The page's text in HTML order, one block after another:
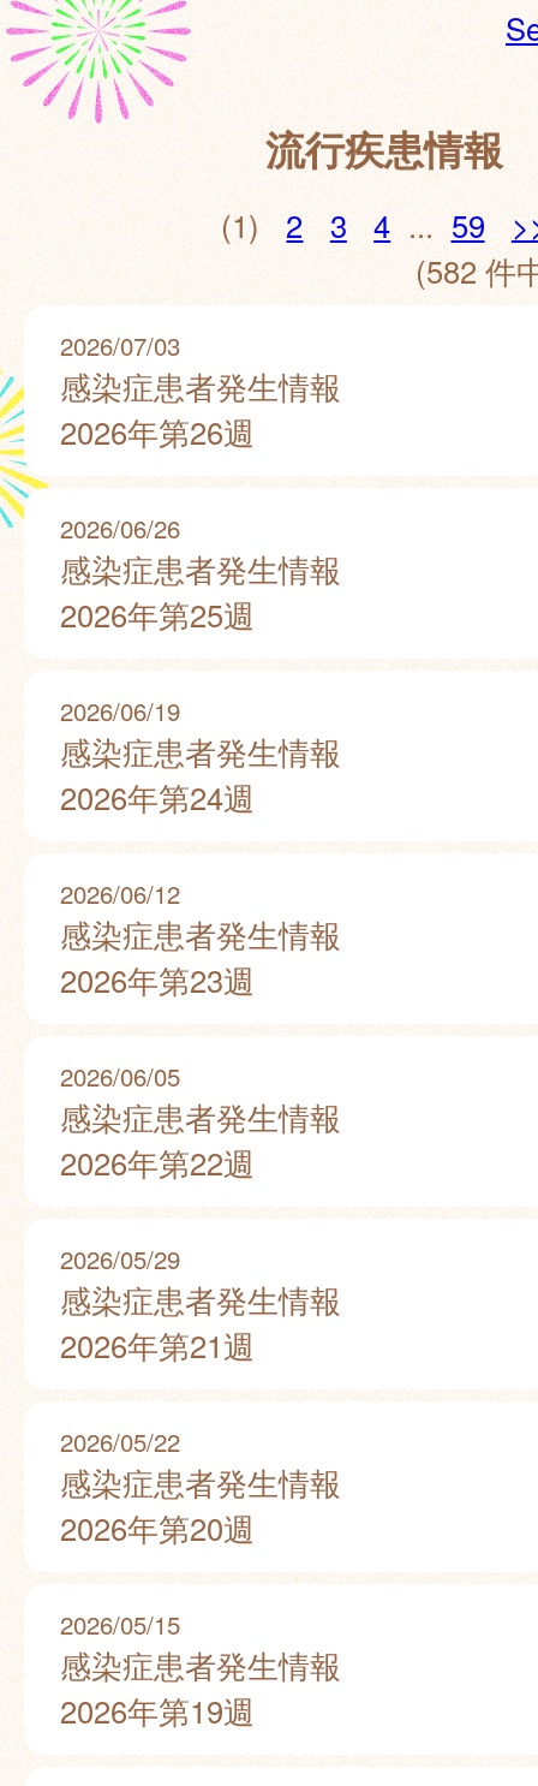
流行疾患情報
(1) 2 3 4 ... 59
(582 件
2026/07/03
感染症患者発生情報
2026年第26週
2026/06/26
感染症患者発生情報
2026年第25週
2026/06/19
感染症患者発生情報
2026年第24週
2026/06/12
感染症患者発生情報
2026年第23週
2026/06/05
感染症患者発生情報
2026年第22週
2026/05/29
感染症患者発生情報
2026年第21週
2026/05/22
感染症患者発生情報
2026年第20週
2026/05/15
感染症患者発生情報
2026年第19週